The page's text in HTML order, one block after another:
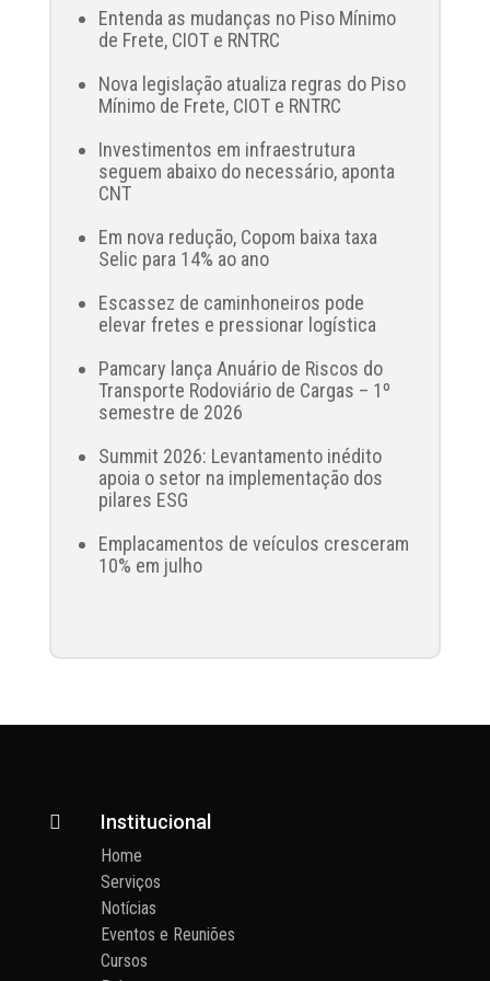
Entenda as mudanças no Piso Mínimo
de Frete, CIOT e RNTRC
Nova legislação atualiza regras do Piso
Mínimo de Frete, CIOT e RNTRC
Investimentos em infraestrutura
seguem abaixo do necessário, aponta
CNT
Em nova redução, Copom baixa taxa
Selic para 14% ao ano
Escassez de caminhoneiros pode
elevar fretes e pressionar logística
Pamcary lança Anuário de Riscos do
Transporte Rodoviário de Cargas – 1º
semestre de 2026
Summit 2026: Levantamento inédito
apoia o setor na implementação dos
pilares ESG
Emplacamentos de veículos cresceram
10% em julho
 Institucional
Home
Serviços
Notícias
Eventos e Reuniões
Cursos